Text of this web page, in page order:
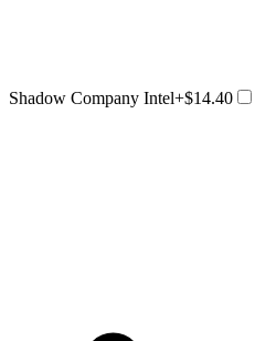
Shadow Company Intel+$14.40